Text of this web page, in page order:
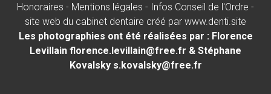
Honoraires - Mentions légales - Infos Conseil de l'Ordre -
site web du cabinet dentaire créé par www.denti.site
Les photographies ont été réalisées par : Florence
Levillain florence.levillain@free.fr & Stéphane
Kovalskys.kovalsky@free.fr